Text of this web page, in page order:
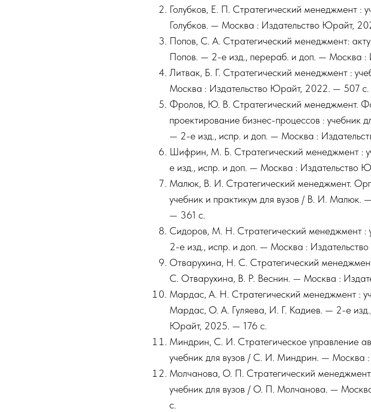
Голубков, Е. П. Стратегический менеджмент :
Голубков. — Москва : Издательство Юрайт,
Попов, С. А. Стратегический менеджмент:
Попов. — 2-е изд., перераб. и доп. — Москва
Литвак, Б. Г. Стратегический менеджмент :
Москва : Издательство Юрайт, 2022. — 507 с.
Фролов, Ю. В. Стратегический менеджмент.
проектирование бизнес-процессов :
— 2-е изд., испр. и доп. — Москва :
Шифрин, М. Б. Стратегический менеджмент :
е изд., испр. и доп. — Москва : Издательство
Малюк, В. И. Стратегический менеджмент.
учебник и практикум для вузов / В. И.
— 361 с.
Сидоров, М. Н. Стратегический менеджмент
2-е изд., испр. и доп. — Москва :
Отварухина, Н. С. Стратегический
С. Отварухина, В. Р. Веснин. — Москва :
Мардас, А. Н. Стратегический менеджмент :
Мардас, О. А. Гуляева, И. Г. Кадиев. — 2-е
Юрайт, 2025. — 176 с.
Миндрин, С. И. Стратегическое управление
учебник для вузов / С. И. Миндрин. —
Молчанова, О. П. Стратегический
учебник для вузов / О. П. Молчанова. —
с.